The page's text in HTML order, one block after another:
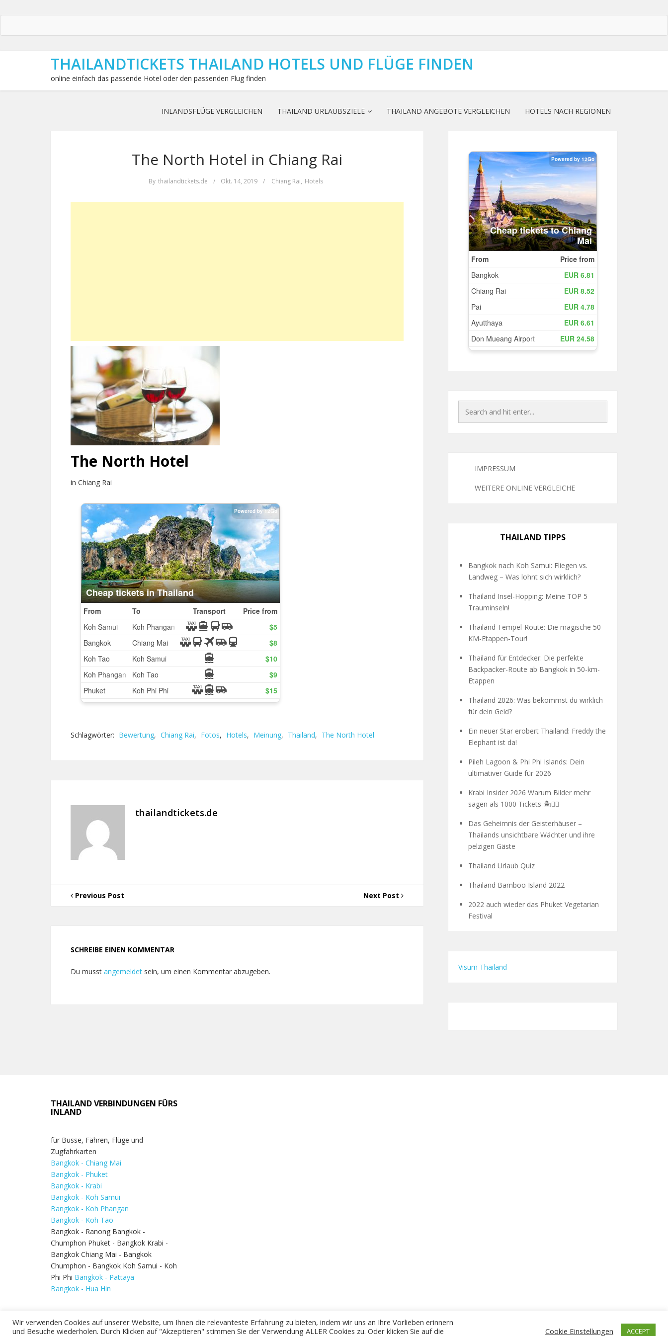
THAILANDTICKETS THAILAND HOTELS UND FLÜGE FINDEN
online einfach das passende Hotel oder den passenden Flug finden
INLANDSFLÜGE VERGLEICHEN THAILAND URLAUBSZIELE THAILAND ANGEBOTE VERGLEICHEN HOTELS NACH REGIONEN
The North Hotel in Chiang Rai
By thailandtickets.de / Okt. 14, 2019 / Chiang Rai, Hotels
The North Hotel
in Chiang Rai
Schlagwörter: Bewertung, Chiang Rai, Fotos, Hotels, Meinung, Thailand, The North Hotel
thailandtickets.de
Previous Post Next Post
SCHREIBE EINEN KOMMENTAR
Du musst angemeldet sein, um einen Kommentar abzugeben.
IMPRESSUM
WEITERE ONLINE VERGLEICHE
THAILAND TIPPS
Bangkok nach Koh Samui: Fliegen vs.
Landweg – Was lohnt sich wirklich?
Thailand Insel-Hopping: Meine TOP 5
Trauminseln!
Thailand Tempel-Route: Die magische 50-
KM-Etappen-Tour!
Thailand für Entdecker: Die perfekte
Backpacker-Route ab Bangkok in 50-km-
Etappen
Thailand 2026: Was bekommst du wirklich
für dein Geld?
Ein neuer Star erobert Thailand: Freddy the
Elephant ist da!
Pileh Lagoon & Phi Phi Islands: Dein
ultimativer Guide für 2026
Krabi Insider 2026 Warum Bilder mehr
sagen als 1000 Tickets 🏝️🧗‍♂️
Das Geheimnis der Geisterhäuser –
Thailands unsichtbare Wächter und ihre
pelzigen Gäste
Thailand Urlaub Quiz
Thailand Bamboo Island 2022
2022 auch wieder das Phuket Vegetarian
Festival
Visum Thailand
THAILAND VERBINDUNGEN FÜRS
INLAND
für Busse, Fähren, Flüge und
Zugfahrkarten
Bangkok - Chiang Mai
Bangkok - Phuket
Bangkok - Krabi
Bangkok - Koh Samui
Bangkok - Koh Phangan
Bangkok - Koh Tao
Bangkok - Ranong Bangkok -
Chumphon Phuket - Bangkok Krabi -
Bangkok Chiang Mai - Bangkok
Chumphon - Bangkok Koh Samui - Koh
Phi Phi Bangkok - Pattaya
Bangkok - Hua Hin
Wir verwenden Cookies auf unserer Website, um Ihnen die relevanteste Erfahrung zu bieten, indem wir uns an Ihre Vorlieben erinnern
und Besuche wiederholen. Durch Klicken auf "Akzeptieren" stimmen Sie der Verwendung ALLER Cookies zu. Oder klicken Sie auf die
Cookie Einstellungen ACCEPT